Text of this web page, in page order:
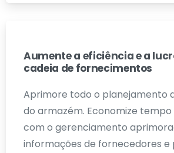
Aumente a eficiência e a
cadeia de fornecimentos
Aprimore todo o planejamento
do armazém. Economize tempo
com o gerenciamento
informações de fornecedores e